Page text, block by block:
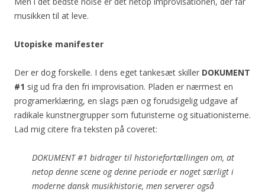
musikken til at leve.
Utopiske manifester
Der er dog forskelle. I dens eget tankesæt skiller DOKUMENT
#1 sig ud fra den fri improvisation. Pladen er nærmest en
programerklæring, en slags pæn og forudsigelig udgave af
radikale kunstnergrupper som futuristerne og situationisterne.
Lad mig citere fra teksten på coveret:
DOKUMENT #1 bidrager til historiefortællingen om, at
netop denne scene og denne periode er noget særligt i
moderne dansk musikhistorie, men serverer også